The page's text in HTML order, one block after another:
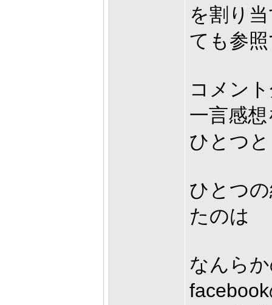
を割り
ても参
コメン
一言感
ひとつ
ひとつ
たのは
なんら